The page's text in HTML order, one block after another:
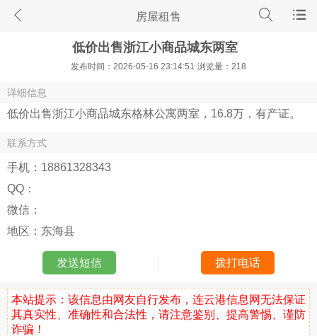
房屋租售
低价出售浙江小商品城东两室
发布时间：2026-05-16 23:14:51 浏览量：218
详细信息
低价出售浙江小商品城东格林公寓两室，16.8万，有产证。
联系方式
手机： 18861328343
QQ：
微信：
地区： 东海县
发送短信 拨打电话
本站提示：该信息由网友自行发布，连云港信息网无法保证
其真实性、准确性和合法性，请注意鉴别、提高警惕、谨防
诈骗！